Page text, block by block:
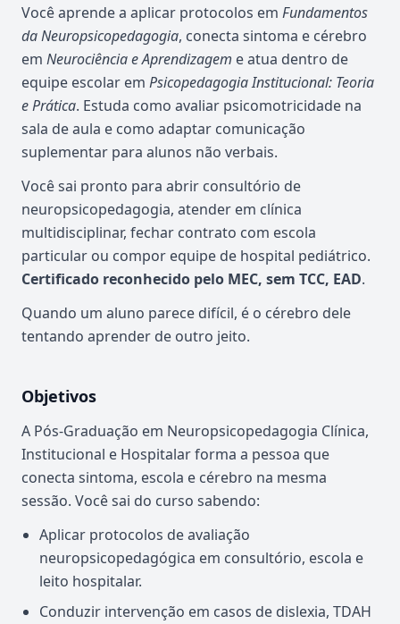
Você aprende a aplicar protocolos em Fundamentos
da Neuropsicopedagogia, conecta sintoma e cérebro
em Neurociência e Aprendizagem e atua dentro de
equipe escolar em Psicopedagogia Institucional: Teoria
e Prática. Estuda como avaliar psicomotricidade na
sala de aula e como adaptar comunicação
suplementar para alunos não verbais.
Você sai pronto para abrir consultório de
neuropsicopedagogia, atender em clínica
multidisciplinar, fechar contrato com escola
particular ou compor equipe de hospital pediátrico.
Certificado reconhecido pelo MEC, sem TCC, EAD.
Quando um aluno parece difícil, é o cérebro dele
tentando aprender de outro jeito.
Objetivos
A Pós-Graduação em Neuropsicopedagogia Clínica,
Institucional e Hospitalar forma a pessoa que
conecta sintoma, escola e cérebro na mesma
sessão. Você sai do curso sabendo:
Aplicar protocolos de avaliação
neuropsicopedagógica em consultório, escola e
leito hospitalar.
Conduzir intervenção em casos de dislexia, TDAH